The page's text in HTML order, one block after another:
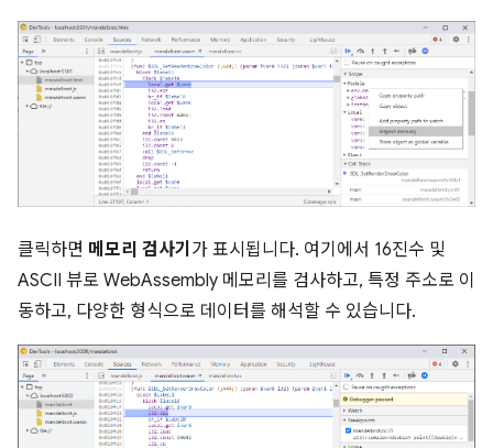
클릭하면 메모리 검사기 가 표시됩니다. 여기에서 16진수 및
ASCII 뷰로 WebAssembly 메모리를 검사하고, 특정 주소로 이
동하고, 다양한 형식으로 데이터를 해석할 수 있습니다.